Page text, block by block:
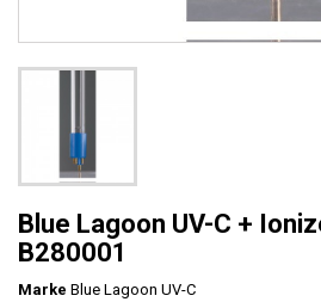
Blue Lagoon UV-C +
B280001
Marke Blue Lagoon UV-C